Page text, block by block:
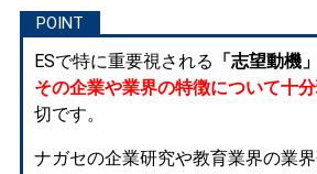
ESで特に重要視される 「志望動機」
その企業や業界の特徴について十
切です。
ナガセの企業研究や教育業界の業